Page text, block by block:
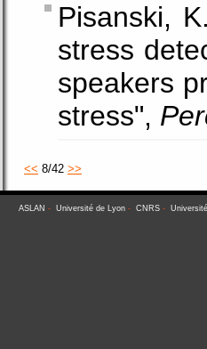
Pisanski,
stress
speakers
stress",
<< 8/42 >>
ASLAN - Université de Lyon - CNRS -